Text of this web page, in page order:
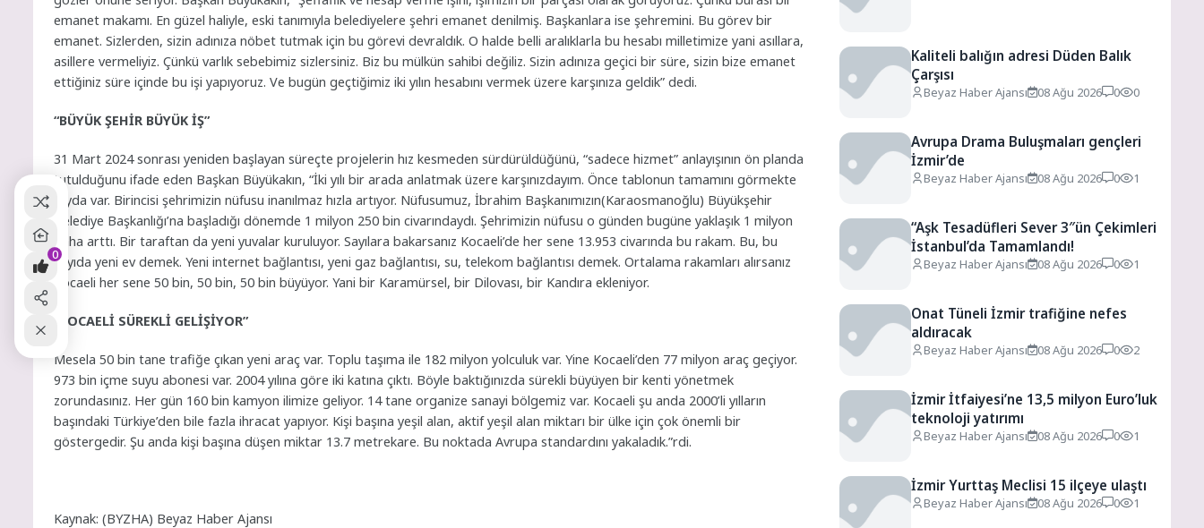
emanet makamı. En güzel haliyle, eski tanımıyla belediyelere şehri emanet denilmiş. Başkanlara ise şehremini. Bu görev bir
emanet. Sizlerden, sizin adınıza nöbet tutmak için bu görevi devraldık. O halde belli aralıklarla bu hesabı milletimize yani asıllara,
asillere vermeliyiz. Çünkü varlık sebebimiz sizlersiniz. Biz bu mülkün sahibi değiliz. Sizin adınıza geçici bir süre, sizin bize emanet
ettiğiniz süre içinde bu işi yapıyoruz. Ve bugün geçtiğimiz iki yılın hesabını vermek üzere karşınıza geldik” dedi.
“BÜYÜK ŞEHİR BÜYÜK İŞ”
31 Mart 2024 sonrası yeniden başlayan süreçte projelerin hız kesmeden sürdürüldüğünü, “sadece hizmet” anlayışının ön planda
tutulduğunu ifade eden Başkan Büyükakın, “İki yılı bir arada anlatmak üzere karşınızdayım. Önce tablonun tamamını görmekte
fayda var. Birincisi şehrimizin nüfusu inanılmaz hızla artıyor. Nüfusumuz, İbrahim Başkanımızın(Karaosmanoğlu) Büyükşehir
Belediye Başkanlığı’na başladığı dönemde 1 milyon 250 bin civarındaydı. Şehrimizin nüfusu o günden bugüne yaklaşık 1 milyon
daha arttı. Bir taraftan da yeni yuvalar kuruluyor. Sayılara bakarsanız Kocaeli’de her sene 13.953 civarında bu rakam. Bu, bu
sayıda yeni ev demek. Yeni internet bağlantısı, yeni gaz bağlantısı, su, telekom bağlantısı demek. Ortalama rakamları alırsanız
Kocaeli her sene 50 bin, 50 bin, 50 bin büyüyor. Yani bir Karamürsel, bir Dilovası, bir Kandıra ekleniyor.
“KOCAELİ SÜREKLİ GELİŞİYOR”
Mesela 50 bin tane trafiğe çıkan yeni araç var. Toplu taşıma ile 182 milyon yolculuk var. Yine Kocaeli’den 77 milyon araç geçiyor.
973 bin içme suyu abonesi var. 2004 yılına göre iki katına çıktı. Böyle baktığınızda sürekli büyüyen bir kenti yönetmek
zorundasınız. Her gün 160 bin kamyon ilimize geliyor. 14 tane organize sanayi bölgemiz var. Kocaeli şu anda 2000’li yılların
başındaki Türkiye’den bile fazla ihracat yapıyor. Kişi başına yeşil alan, aktif yeşil alan miktarı bir ülke için çok önemli bir
göstergedir. Şu anda kişi başına düşen miktar 13.7 metrekare. Bu noktada Avrupa standardını yakaladık.”rdi.
Kaynak: (BYZHA) Beyaz Haber Ajansı
Kaliteli balığın adresi Düden Balık
Çarşısı
Beyaz Haber Ajansı 08 Ağu 2026 0 0
Avrupa Drama Buluşmaları gençleri
İzmir’de
Beyaz Haber Ajansı 08 Ağu 2026 0 1
“Aşk Tesadüfleri Sever 3″ün Çekimleri
İstanbul’da Tamamlandı!
Beyaz Haber Ajansı 08 Ağu 2026 0 1
Onat Tüneli İzmir trafiğine nefes
aldıracak
Beyaz Haber Ajansı 08 Ağu 2026 0 2
İzmir İtfaiyesi’ne 13,5 milyon Euro’luk
teknoloji yatırımı
Beyaz Haber Ajansı 08 Ağu 2026 0 1
İzmir Yurttaş Meclisi 15 ilçeye ulaştı
Beyaz Haber Ajansı 08 Ağu 2026 0 1
0